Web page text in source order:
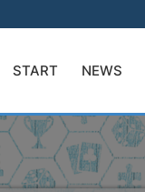
START NEWS